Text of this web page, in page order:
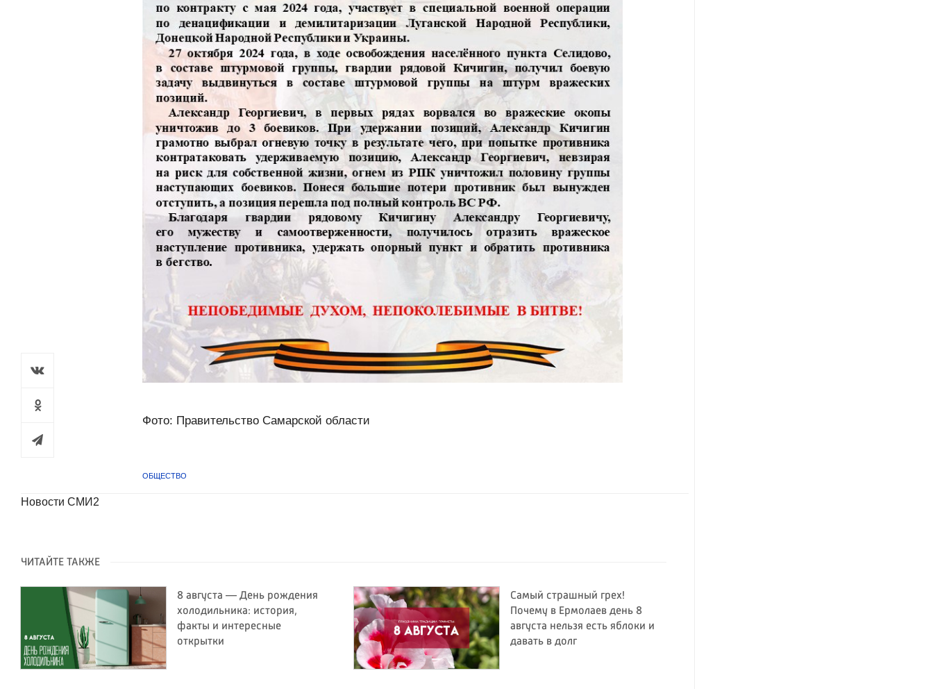
Фото: Правительство Самарской области
ОБЩЕСТВО
Новости СМИ2
ЧИТАЙТЕ ТАКЖЕ
8 августа — День рождения
холодильника: история,
факты и интересные
открытки
Самый страшный грех!
Почему в Ермолаев день 8
августа нельзя есть яблоки и
давать в долг